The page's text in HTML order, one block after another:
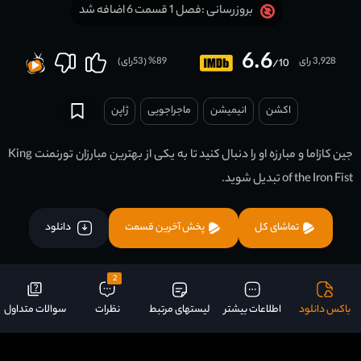
بروزرسانی :فصل 1 قسمت 6 اضافه شد
6.6/10 3,928 رای 89
% (
53رای)
اکشن انیمیشن ماجراجویی ژاپن
جین کازاما و مبارزه او را دنبال کنید تا به یکی از بهترین مبارزان تورنمنت King
of the Iron Fist تبدیل شوید.
تماشای کل پخش آخرین قسمت دانلود
باکس دانلود اطلاعات بیشتر لیستهای مرتبط
2
نظرات سوالات متداول